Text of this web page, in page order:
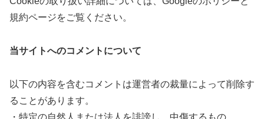
規約ページをご覧ください。
当サイトへのコメントについて
以下の内容を含むコメントは運営者の裁量によって削除す
ることがあります。
・特定の自然人または法人を誹謗し、中傷するもの